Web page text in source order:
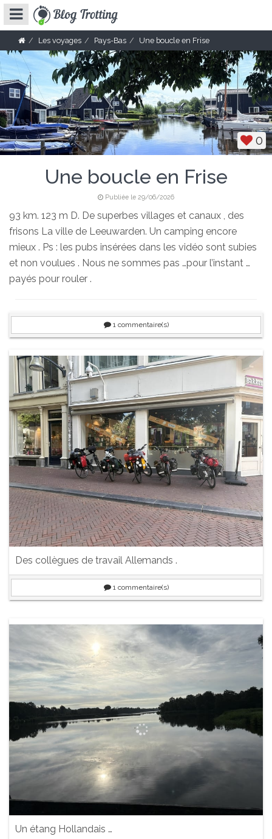
Les voyages Pays-Bas Une boucle en Frise
0
Une boucle en Frise
Publiée le 29/06/2026
93 km. 123 m D. De superbes villages et canaux , des
frisons La ville de Leeuwarden. Un camping encore
mieux . Ps : les pubs insérées dans les vidéo sont subies
et non voulues . Nous ne sommes pas …pour l’instant …
payés pour rouler .
1commentaire(s)
Des collègues de travail Allemands .
1commentaire(s)
Un étang Hollandais …